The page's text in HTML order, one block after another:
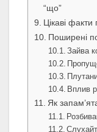
“що”
Цікаві
Поширені
Зайва
Вплив
Як